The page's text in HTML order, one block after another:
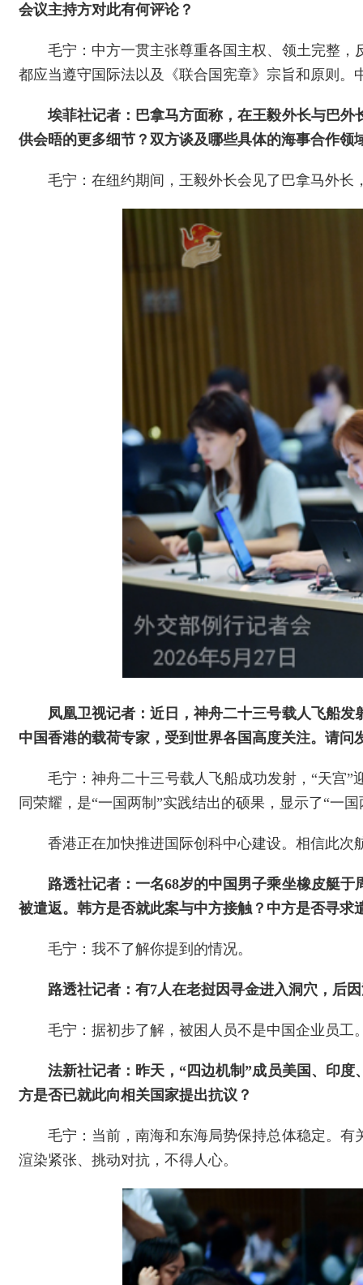
会议主持方对此有何评论？
毛宁：中方一贯主张尊重各国主权、领土完整
都应当遵守国际法以及《联合国宪章》宗旨和原则
埃菲社记者：巴拿马方面称，在王毅外长与巴
供会晤的更多细节？双方谈及哪些具体的海事合作领
毛宁：在纽约期间，王毅外长会见了巴拿马外
凤凰卫视记者：近日，神舟二十三号载人飞船
中国香港的载荷专家，受到世界各国高度关注。请问
毛宁：神舟二十三号载人飞船成功发射，“天宫
同荣耀，是“一国两制”实践结出的硕果，显示了“一
香港正在加快推进国际创科中心建设。相信此
路透社记者：一名68岁的中国男子乘坐橡皮艇
被遣返。韩方是否就此案与中方接触？中方是否寻求
毛宁：我不了解你提到的情况。
路透社记者：有7人在老挝因寻金进入洞穴，后
毛宁：据初步了解，被困人员不是中国企业员
法新社记者：昨天，“四边机制”成员美国、印
方是否已就此向相关国家提出抗议？
毛宁：当前，南海和东海局势保持总体稳定。
渲染紧张、挑动对抗，不得人心。